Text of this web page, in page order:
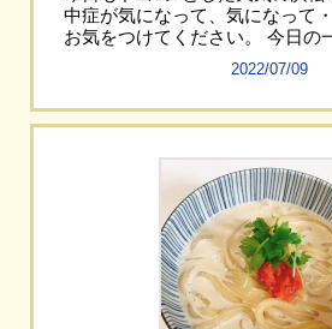
中症が気になって、気になって
お気をつけてください。 今日の
2022/07/09